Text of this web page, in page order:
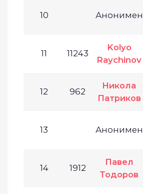
10 Анонимен
11 11243
Kolyo
Raychinov
12 962
Никола
Патриков
13 Анонимен
14 1912
Павел
Тодоров